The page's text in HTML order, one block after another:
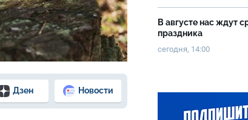
Дзен Новости
В августе нас ждут
праздника
сегодня, 14:00